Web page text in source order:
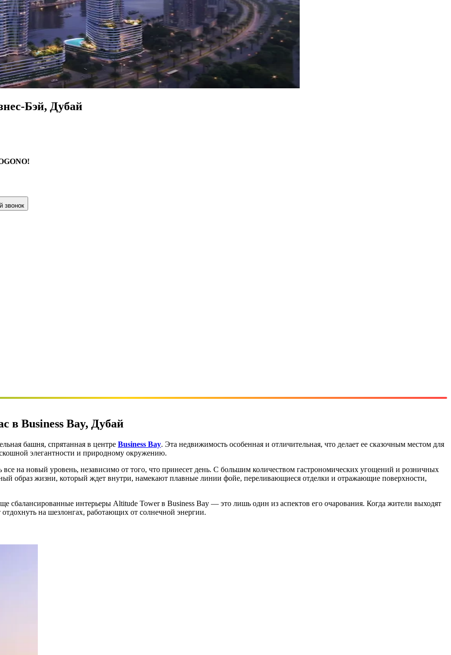
Бэй, Дубай
звонок
в Business Bay, Дубай
башня, спрятанная в центре Business Bay. Эта недвижимость особенная и отличительная, что делает ее сказочным местом для
элегантности и природному окружению.
на новый уровень, независимо от того, что принесет день. С большим количеством гастрономических угощений и розничных
образ жизни, который ждет внутри, намекают плавные линии фойе, переливающиеся отделки и отражающие поверхности,
сбалансированные интерьеры Altitude Tower в Business Bay — это лишь один из аспектов его очарования. Когда жители выходят
на шезлонгах, работающих от солнечной энергии.